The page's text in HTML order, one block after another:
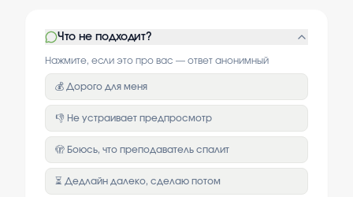
Что не подходит?
Нажмите, если это про вас — ответ анонимный
💰 Дорого для меня
👎 Не устраивает предпросмотр
🫣 Боюсь, что преподаватель спалит
⏳ Дедлайн далеко, сделаю потом